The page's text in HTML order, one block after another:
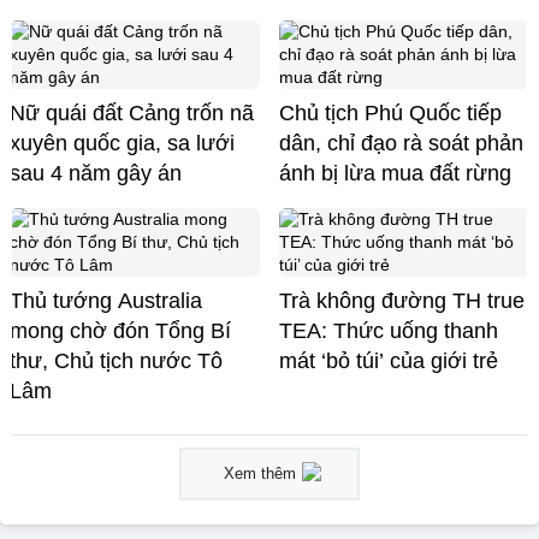
Nữ quái đất Cảng trốn nã
xuyên quốc gia, sa lưới
sau 4 năm gây án
Chủ tịch Phú Quốc tiếp
dân, chỉ đạo rà soát phản
ánh bị lừa mua đất rừng
Thủ tướng Australia
mong chờ đón Tổng Bí
thư, Chủ tịch nước Tô
Lâm
Trà không đường TH true
TEA: Thức uống thanh
mát ‘bỏ túi’ của giới trẻ
Xem thêm